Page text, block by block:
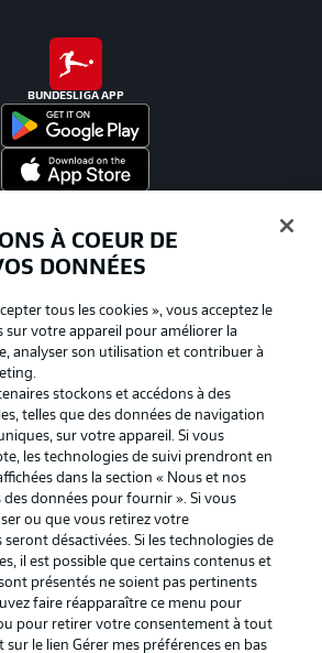
BUNDESLIGA APP
Conditions d’utilisation des
Gérer mes préférences
Diffuseurs
À COEUR DE
DONNÉES
tous les cookies », vous acceptez le
sur votre appareil pour améliorer la
analyser son utilisation et contribuer à
stockons et accédons à des
telles que des données de navigation
sur votre appareil. Si vous
les technologies de suivi prendront en
dans la section « Nous et nos
données pour fournir ». Si vous
ou que vous retirez votre
désactivées. Si les technologies de
il est possible que certains contenus et
présentés ne soient pas pertinents
faire réapparaître ce menu pour
pour retirer votre consentement à tout
le lien Gérer mes préférences en bas